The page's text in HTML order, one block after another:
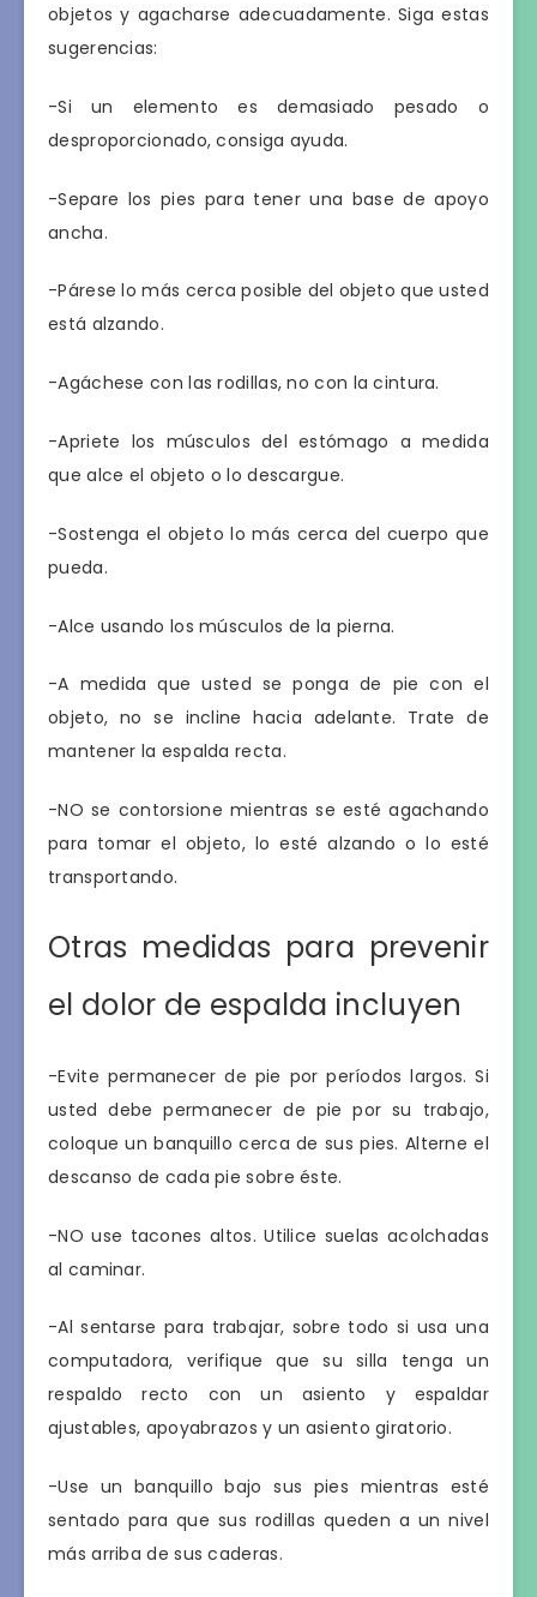
objetos y agacharse adecuadamente. Siga estas
sugerencias:
-Si un elemento es demasiado pesado o
desproporcionado, consiga ayuda.
-Separe los pies para tener una base de apoyo
ancha.
-Párese lo más cerca posible del objeto que usted
está alzando.
-Agáchese con las rodillas, no con la cintura.
-Apriete los músculos del estómago a medida
que alce el objeto o lo descargue.
-Sostenga el objeto lo más cerca del cuerpo que
pueda.
-Alce usando los músculos de la pierna.
-A medida que usted se ponga de pie con el
objeto, no se incline hacia adelante. Trate de
mantener la espalda recta.
-NO se contorsione mientras se esté agachando
para tomar el objeto, lo esté alzando o lo esté
transportando.
Otras medidas para prevenir
el dolor de espalda incluyen
-Evite permanecer de pie por períodos largos. Si
usted debe permanecer de pie por su trabajo,
coloque un banquillo cerca de sus pies. Alterne el
descanso de cada pie sobre éste.
-NO use tacones altos. Utilice suelas acolchadas
al caminar.
-Al sentarse para trabajar, sobre todo si usa una
computadora, verifique que su silla tenga un
respaldo recto con un asiento y espaldar
ajustables, apoyabrazos y un asiento giratorio.
-Use un banquillo bajo sus pies mientras esté
sentado para que sus rodillas queden a un nivel
más arriba de sus caderas.